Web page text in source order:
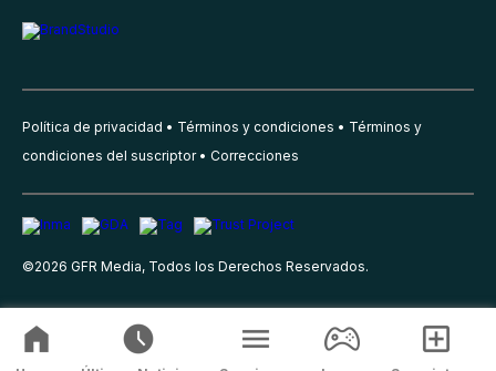
Política de privacidad Términos y condiciones
Términos y
condiciones del suscriptor
Correcciones
©2026 GFR Media, Todos los Derechos Reservados.